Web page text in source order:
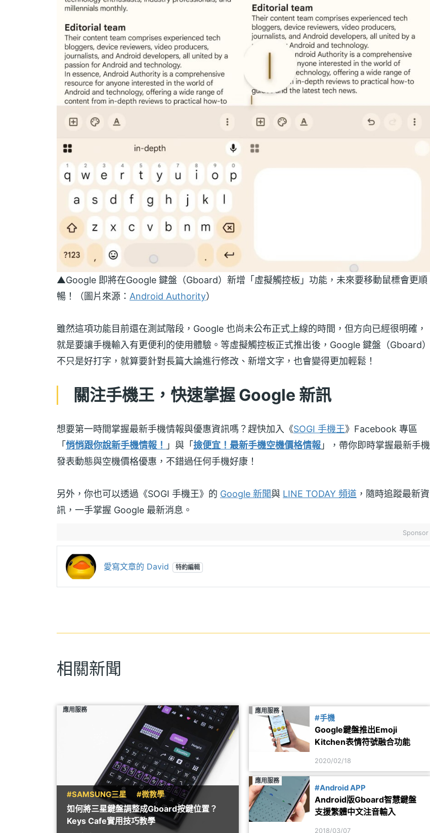
▲Google 即將在Google 鍵盤（Gboard）新增「虛擬觸控板」功能，未來要移動鼠標會更順
暢！（圖片來源： Android Authority）
雖然這項功能目前還在測試階段，Google 也尚未公布正式上線的時間，但方向已經很明確，
就是要讓手機輸入有更便利的使用體驗。等虛擬觸控板正式推出後，Google 鍵盤（Gboard）
不只是好打字，就算要針對長篇大論進行修改、新增文字，也會變得更加輕鬆！
關注手機王，快速掌握 Google 新訊
想要第一時間掌握最新手機情報與優惠資訊嗎？趕快加入《SOGI 手機王》Facebook 專區
「悄悄跟你說新手機情報！ 」與「撿便宜！最新手機空機價格情報 」，帶你即時掌握最新手機
發表動態與空機價格優惠，不錯過任何手機好康！
另外，你也可以透過《SOGI 手機王》的 Google 新聞與 LINE TODAY 頻道 ，隨時追蹤最新資
訊，一手掌握 Google 最新消息。
Sponsor
愛寫文章的 David 特約編輯
相關新聞
應用服務
#SAMSUNG三星 #微教學
如何將三星鍵盤調整成Gboard按鍵位置？
Keys Cafe實用技巧教學
應用服務
#手機
Google鍵盤推出Emoji
Kitchen表情符號融合功能
2020/02/18
應用服務
#Android APP
Android版Gboard智慧鍵盤
支援繁體中文注音輸入
2018/03/07